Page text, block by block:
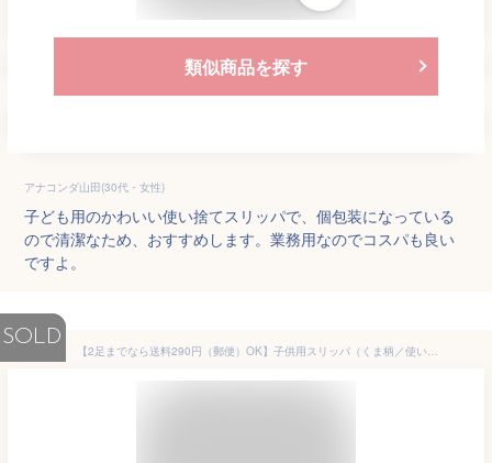
類似商品を探す
アナコンダ山田(30代・女性)
子ども用のかわいい使い捨てスリッパで、個包装になっている
ので清潔なため、おすすめします。業務用なのでコスパも良い
ですよ。
SOLD
【2足までなら送料290円（郵便）OK】子供用スリッパ（くま柄／使い捨て） 345372W【お取り寄せ】